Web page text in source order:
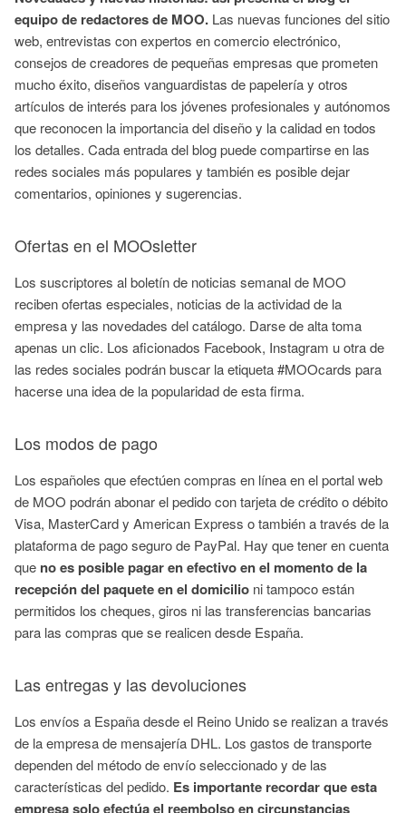
equipo de redactores de MOO. Las nuevas funciones del sitio
web, entrevistas con expertos en comercio electrónico,
consejos de creadores de pequeñas empresas que prometen
mucho éxito, diseños vanguardistas de papelería y otros
artículos de interés para los jóvenes profesionales y autónomos
que reconocen la importancia del diseño y la calidad en todos
los detalles. Cada entrada del blog puede compartirse en las
redes sociales más populares y también es posible dejar
comentarios, opiniones y sugerencias.
Ofertas en el MOOsletter
Los suscriptores al boletín de noticias semanal de MOO
reciben ofertas especiales, noticias de la actividad de la
empresa y las novedades del catálogo. Darse de alta toma
apenas un clic. Los aficionados Facebook, Instagram u otra de
las redes sociales podrán buscar la etiqueta #MOOcards para
hacerse una idea de la popularidad de esta firma.
Los modos de pago
Los españoles que efectúen compras en línea en el portal web
de MOO podrán abonar el pedido con tarjeta de crédito o débito
Visa, MasterCard y American Express o también a través de la
plataforma de pago seguro de PayPal. Hay que tener en cuenta
que no es posible pagar en efectivo en el momento de la
recepción del paquete en el domicilio ni tampoco están
permitidos los cheques, giros ni las transferencias bancarias
para las compras que se realicen desde España.
Las entregas y las devoluciones
Los envíos a España desde el Reino Unido se realizan a través
de la empresa de mensajería DHL. Los gastos de transporte
dependen del método de envío seleccionado y de las
características del pedido. Es importante recordar que esta
empresa solo efectúa el reembolso en circunstancias